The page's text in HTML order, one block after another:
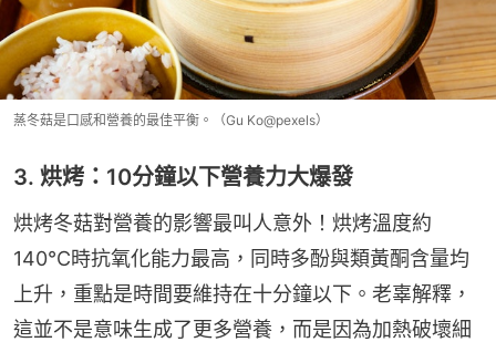
蒸冬菇是口感和營養的最佳平衡。（Gu Ko@pexels）
3. 烘烤：10分鐘以下營養力大爆發
烘烤冬菇對營養的影響最叫人意外！烘烤溫度約
140°C時抗氧化能力最高，同時多酚與類黃酮含量均
上升，重點是時間要維持在十分鐘以下。老辜解釋，
這並不是意味生成了更多營養，而是因為加熱破壞細